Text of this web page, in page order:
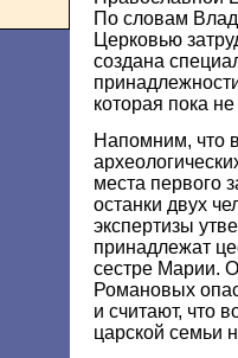
По словам
Церковью
создана
которая пока
Напомним, что
места первого
останки двух
экспертизы
принадлежат
сестре Марии.
Романовых
и считают, что
царской семьи